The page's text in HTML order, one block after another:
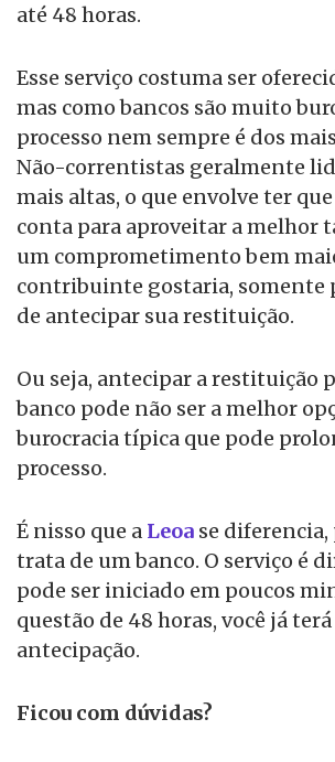
até 48 horas.
Esse serviço costuma ser
mas como bancos são muito
processo nem sempre é dos
Não-correntistas geralmente
mais altas, o que envolve ter
conta para aproveitar a melhor
um comprometimento bem
contribuinte gostaria, somente
de antecipar sua restituição.
Ou seja, antecipar a restituição
banco pode não ser a melhor
burocracia típica que pode
processo.
É nisso que a Leoa se diferencia,
trata de um banco. O serviço é
pode ser iniciado em poucos
questão de 48 horas, você já
antecipação.
Ficou com dúvidas?